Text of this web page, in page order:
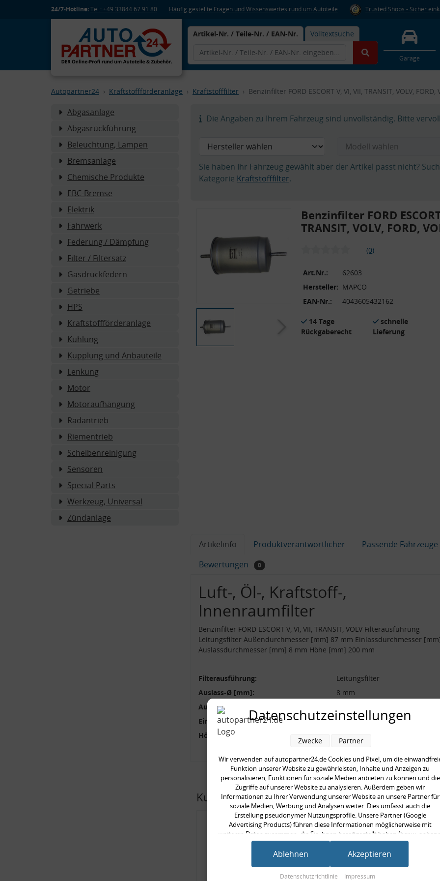
24/7-Hotline:Tel.: +49 33844 67 91 80 Häufig gestellte Fragen und Wissenswertes rund um Autoteile Trusted Shops - Sicher
Artikel-Nr. / Teile-Nr. / EAN-Nr. Volltextsuche
Garage
Autopartner24 Kraftstoffförderanlage Kraftstofffilter Benzinfilter FORD ESCORT V, VI, VII, TRANSIT, VOLV, FORD,
Abgasanlage
Abgasrückführung
Beleuchtung, Lampen
Bremsanlage
Chemische Produkte
EBC-Bremse
Elektrik
Fahrwerk
Federung / Dämpfung
Filter / Filtersatz
Gasdruckfedern
Getriebe
HPS
Kraftstoffförderanlage
Kühlung
Kupplung und Anbauteile
Lenkung
Motor
Motoraufhängung
Radantrieb
Riementrieb
Scheibenreinigung
Sensoren
Special-Parts
Werkzeug, Universal
Zündanlage
Die Angaben zu Ihrem Fahrzeug sind unvollständig. Bitte
Sie haben Ihr Fahrzeug gewählt aber der Artikel passt nicht?
Kategorie Kraftstofffilter.
Benzinfilter FORD
TRANSIT, VOLV, FORD,
(0)
Art.Nr.:
62603
Hersteller: MAPCO
EAN-Nr.:
4043605432162
14 Tage
Rückgaberecht
schnelle
Lieferung
Artikelinfo Produktverantwortlicher
Passende Fahrzeuge
Bewertungen
0
Luft-, Öl-, Kraftstoff-,
Innenraumfilter
Benzinfilter FORD ESCORT V, VI, VII, TRANSIT, VOLV Filterausführung
Leitungsfilter Außendurchmesser [mm] 87 mm Einlassdurchmesser
Auslassdurchmesser [mm] 8 mm Höhe [mm] 200 mm
Filterausführung:
Leitungsfilter
Auslass-Ø [mm]:
8 mm
Außendurchmesser [mm]:
Einlass-Ø [mm]:
8 mm
Höhe [mm]:
Kunden kauften auch
Datenschutzeinstellungen
Wir verwenden auf autopartner24.de Cookies und Pixel, um die
Funktion unserer Website zu gewährleisten, Inhalte und Anzeigen zu
personalisieren, Funktionen für soziale Medien anbieten zu können und die
Zugriffe auf unserer Website zu analysieren. Außerdem geben wir
Informationen zu Ihrer Verwendung unserer Website an unsere Partner für
soziale Medien, Werbung und Analysen weiter. Dies umfasst auch die
Erstellung pseudonymer Nutzungsprofile. Unsere Partner (Google
Advertising Products) führen diese Informationen möglicherweise mit
weiteren Daten zusammen, die Sie ihnen bereitgestellt haben (bspw.
eines persönlichen Accounts) oder welche sie im Rahmen Ihrer Nutzung der
Dienste gesammelt haben (bspw. Nutzungsdaten anderer Geräte). Ihre
Einwilligung zur Nutzung von Cookies und Pixeln können Sie jederzeit
Datenschutzrichtlinie Impressum
Zwecke Partner
Ablehnen Akzeptieren